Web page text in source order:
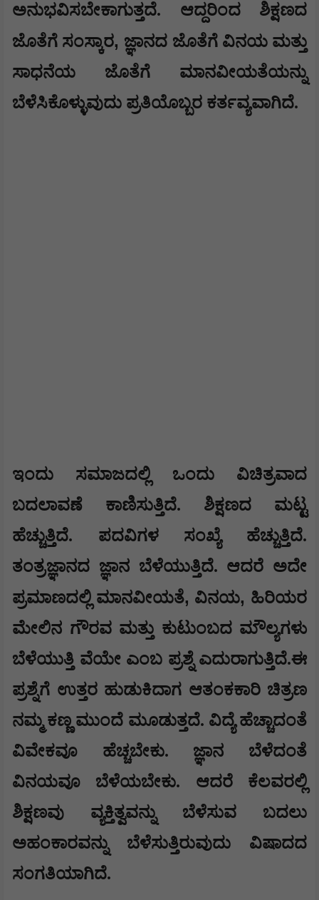
ಅನುಭವಿಸಬೇಕಾಗುತ್ತದೆ. ಆದ್ದರಿಂದ ಶಿಕ್ಷಣದ
ಜೊತೆಗೆ ಸಂಸ್ಕಾರ, ಜ್ಞಾನದ ಜೊತೆಗೆ ವಿನಯ ಮತ್ತು
ಸಾಧನೆಯ ಜೊತೆಗೆ ಮಾನವೀಯತೆಯನ್ನು
ಬೆಳೆಸಿಕೊಳ್ಳುವುದು ಪ್ರತಿಯೊಬ್ಬರ ಕರ್ತವ್ಯವಾಗಿದೆ.
ಇಂದು ಸಮಾಜದಲ್ಲಿ ಒಂದು ವಿಚಿತ್ರವಾದ
ಬದಲಾವಣೆ ಕಾಣಿಸುತ್ತಿದೆ. ಶಿಕ್ಷಣದ ಮಟ್ಟ
ಹೆಚ್ಚುತ್ತಿದೆ. ಪದವಿಗಳ ಸಂಖ್ಯೆ ಹೆಚ್ಚುತ್ತಿದೆ.
ತಂತ್ರಜ್ಞಾನದ ಜ್ಞಾನ ಬೆಳೆಯುತ್ತಿದೆ. ಆದರೆ ಅದೇ
ಪ್ರಮಾಣದಲ್ಲಿ ಮಾನವೀಯತೆ, ವಿನಯ, ಹಿರಿಯರ
ಮೇಲಿನ ಗೌರವ ಮತ್ತು ಕುಟುಂಬದ ಮೌಲ್ಯಗಳು
ಬೆಳೆಯುತ್ತಿ ವೆಯೇ ಎಂಬ ಪ್ರಶ್ನೆ ಎದುರಾಗುತ್ತಿದೆ.ಈ
ಪ್ರಶ್ನೆಗೆ ಉತ್ತರ ಹುಡುಕಿದಾಗ ಆತಂಕಕಾರಿ ಚಿತ್ರಣ
ನಮ್ಮ ಕಣ್ಣ ಮುಂದೆ ಮೂಡುತ್ತದೆ. ವಿದ್ಯೆ ಹೆಚ್ಚಾದಂತೆ
ವಿವೇಕವೂ ಹೆಚ್ಚಬೇಕು. ಜ್ಞಾನ ಬೆಳೆದಂತೆ
ವಿನಯವೂ ಬೆಳೆಯಬೇಕು. ಆದರೆ ಕೆಲವರಲ್ಲಿ
ಶಿಕ್ಷಣವು ವ್ಯಕ್ತಿತ್ವವನ್ನು ಬೆಳೆಸುವ ಬದಲು
ಅಹಂಕಾರವನ್ನು ಬೆಳೆಸುತ್ತಿರುವುದು ವಿಷಾದದ
ಸಂಗತಿಯಾಗಿದೆ.